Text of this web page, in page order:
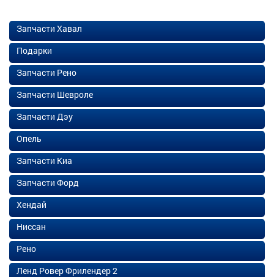
Запчасти Хавал
Подарки
Запчасти Рено
Запчасти Шевроле
Запчасти Дэу
Опель
Запчасти Киа
Запчасти Форд
Хендай
Ниссан
Рено
Ленд Ровер Фрилендер 2